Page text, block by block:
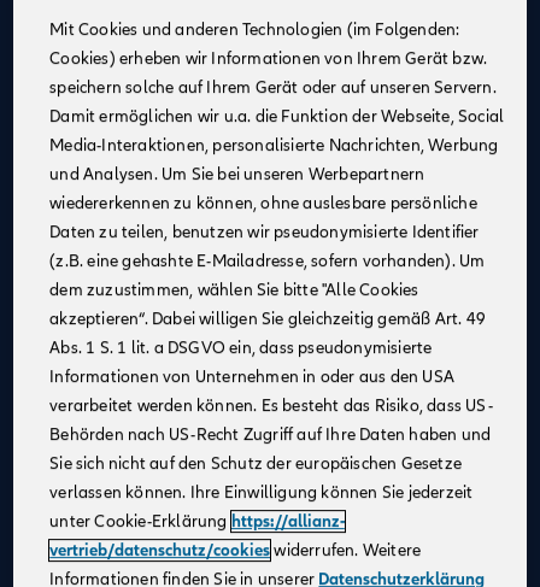
im Vertrieb der Allianz
Eine attraktive monatliche Ausbildungsvergütung
(Stand 08/2025):
1. Jahr: 1.355 €
2. Jahr: 1.432 €
3. Jahr: 1.520 €
ab Sept. 2026:
im 1. Jahr: 1.455 €, im 2. Jahr: 1.532 €, im 3. Jahr:
1.620 €
Zusätzliche Leistungen : Urlaubs- und
Weihnachtsgeld
Monetäre Vorteile:
40 €/Monat vermögenswirksame Leistungen
Übernahme erstattungsfähiger Reisekosten
Urlaubsanspruch : 30 Tage im Jahr
Mitarbeiterrabatte: Vergünstigungen auf Allianz
Produkte
Praxisnahe Ausbildung: Eine praxisnahe und
Mit Cookies und anderen Technologien (im Folgenden:
Cookies) erheben wir Informationen von Ihrem Gerät bzw.
speichern solche auf Ihrem Gerät oder auf unseren Servern.
Damit ermöglichen wir u.a. die Funktion der Webseite, Social
Media-Interaktionen, personalisierte Nachrichten, Werbung
und Analysen. Um Sie bei unseren Werbepartnern
wiedererkennen zu können, ohne auslesbare persönliche
Daten zu teilen, benutzen wir pseudonymisierte Identifier
(z.B. eine gehashte E-Mailadresse, sofern vorhanden). Um
dem zuzustimmen, wählen Sie bitte "Alle Cookies
akzeptieren“. Dabei willigen Sie gleichzeitig gemäß Art. 49
Abs. 1 S. 1 lit. a DSGVO ein, dass pseudonymisierte
Informationen von Unternehmen in oder aus den USA
verarbeitet werden können. Es besteht das Risiko, dass US-
Behörden nach US-Recht Zugriff auf Ihre Daten haben und
Sie sich nicht auf den Schutz der europäischen Gesetze
verlassen können. Ihre Einwilligung können Sie jederzeit
unter Cookie-Erklärung https://allianz-
vertrieb/datenschutz/cookieswiderrufen. Weitere
Informationen finden Sie in unserer Datenschutzerklärung